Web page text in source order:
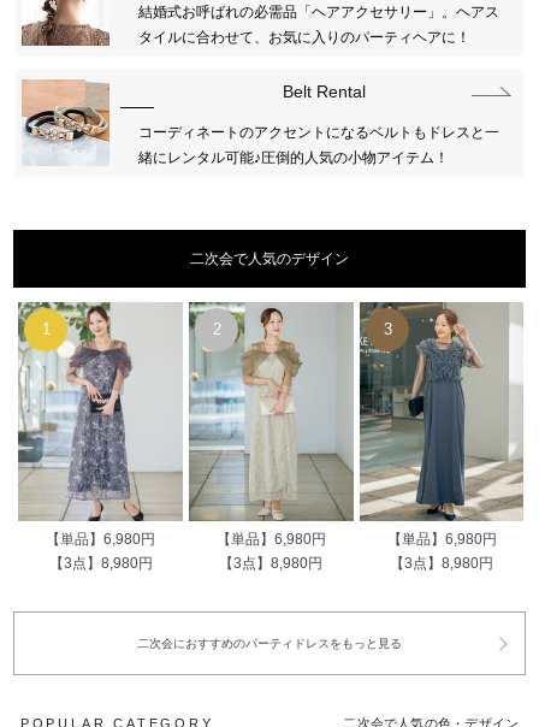
結婚式お呼ばれの必需品「ヘアアクセサリー」。ヘアス
タイルに合わせて、お気に入りのパーティヘアに！
Belt Rental
コーディネートのアクセントになるベルトもドレスと一
緒にレンタル可能♪圧倒的人気の小物アイテム！
二次会で人気のデザイン
【単品】6,980円
【3点】8,980円
【単品】6,980円
【3点】8,980円
【単品】6,980円
【3点】8,980円
二次会におすすめのパーティドレスをもっと見る
POPULAR CATEGORY 二次会で人気の色・デザイン